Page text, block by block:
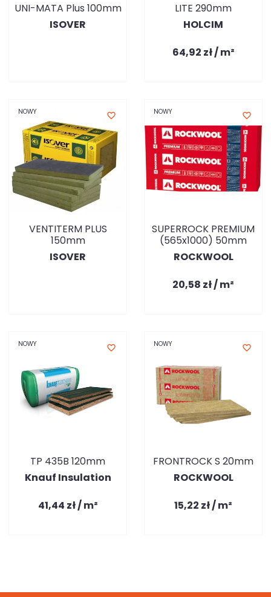
UNI-MATA Plus 100mm
ISOVER
LITE 290mm
HOLCIM
64,92 zł / m²
NOWY favorite_border
VENTITERM PLUS
150mm
ISOVER
NOWY favorite_border
SUPERROCK PREMIUM
(565x1000) 50mm
ROCKWOOL
20,58 zł / m²
NOWY favorite_border
TP 435B 120mm
Knauf Insulation
41,44 zł / m²
NOWY favorite_border
FRONTROCK S 20mm
ROCKWOOL
15,22 zł / m²